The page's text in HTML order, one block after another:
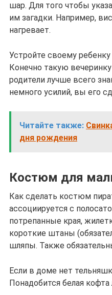
шар. Для того чтобы
им загадки. Например,
нагревает.
Устройте своему
Конечно такую
родители лучше всего
немного усилий, вы его
Читайте также:
дня рождения
Костюм для
Как сделать костюм
ассоциируется с
потрепанные края,
короткие штаны
шляпы. Также
Если в доме нет
Понадобится белая кофта